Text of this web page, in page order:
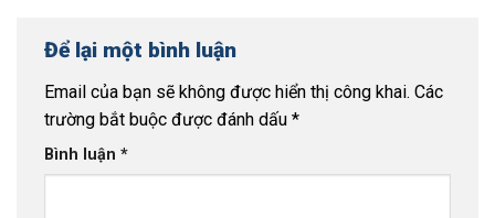
Để lại một bình luận
Email của bạn sẽ không được hiển thị công khai. Các
trường bắt buộc được đánh dấu *
Bình luận *